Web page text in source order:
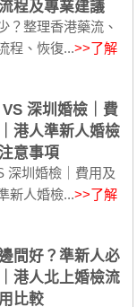
程及專業建議
？整理香港藥流、
程、恢復...>>了解
深圳婚檢｜費
港人準新人婚檢
意事項
深圳婚檢｜費用及
新人婚檢...>>了解
間好？準新人必
港人北上婚檢流
比較